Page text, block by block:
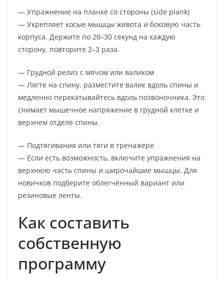
— Упражнение на планке со стороны (side plank)
— Укрепляет косые мышцы живота и боковую часть
корпуса. Держите по 20–30 секунд на каждую
сторону, повторите 2–3 раза.
— Грудной релиз с мячом или валиком
— Лягте на спину, разместите валик вдоль спины и
медленно перекатывайтесь вдоль позвоночника. Это
снимает мышечное напряжение в грудной клетке и
верхнем отделе спины.
— Подтягивания или тяги в тренажере
— Если есть возможность, включите упражнения на
верхнюю часть спины и широчайшие мышцы. Для
новичков подберите облегчённый вариант или
резиновые ленты.
Как составить
собственную
программу